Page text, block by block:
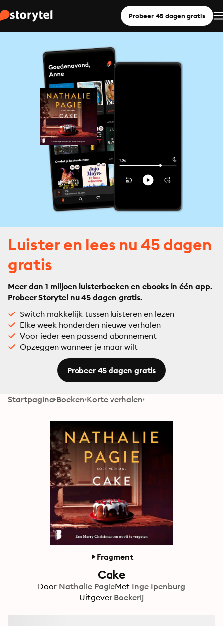
Probeer 45 dagen gratis
Luister en lees nu 45 dagen
gratis
Meer dan 1 miljoen luisterboeken en ebooks in één app.
Probeer Storytel nu 45 dagen gratis.
Switch makkelijk tussen luisteren en lezen
Elke week honderden nieuwe verhalen
Voor ieder een passend abonnement
Opzeggen wanneer je maar wilt
Probeer 45 dagen gratis
Startpagina Boeken Korte verhalen
Fragment
Cake
Door Nathalie PagieMet Inge Ipenburg
Uitgever Boekerij